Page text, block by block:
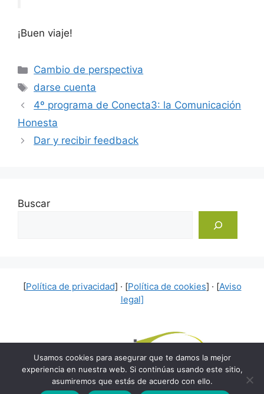
¡Buen viaje!
Categorías
Cambio de perspectiva
Etiquetas
darse cuenta
4º programa de Conecta3: la Comunicación
Honesta
Dar y recibir feedback
Buscar
[Política de privacidad] · [Política de cookies] · [Aviso
legal]
Usamos cookies para asegurar que te damos la mejor
experiencia en nuestra web. Si continúas usando este sitio,
asumiremos que estás de acuerdo con ello.